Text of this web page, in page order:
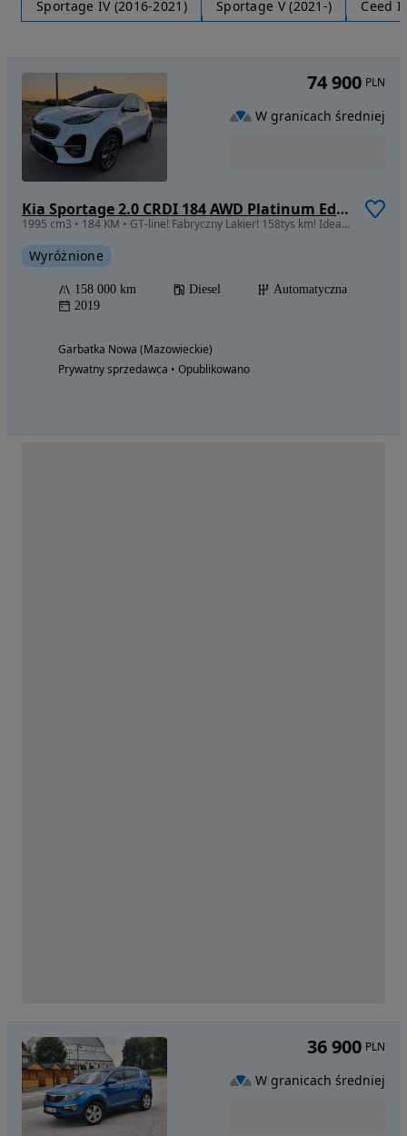
Sportage IV (2016-2021) Sportage V (2021-) Ceed
Kia Sportage 2.0 CRDI 184 AWD Platinum Edition
1995 cm3 • 184 KM • GT-line! Fabryczny Lakier! 158tys km! Idealny!
Wyróżnione
158 000 km Diesel
Automatyczna
2019
Garbatka Nowa (Mazowieckie)
Prywatny sprzedawca • Opublikowano
74 900 PLN
W granicach średniej
36 900 PLN
W granicach średniej